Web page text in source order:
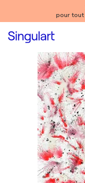
pour tout